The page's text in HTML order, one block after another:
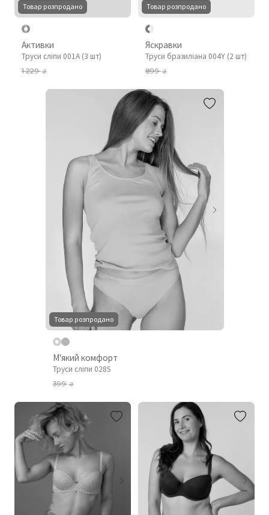
Товар розпродано
Активки
Труси сліпи 001A (3 шт)
1 229₴
Товар розпродано
Яскравки
Труси бразиліана 004Y (2 шт)
899₴
Товар розпродано
М'який комфорт
Труси сліпи 028S
399₴